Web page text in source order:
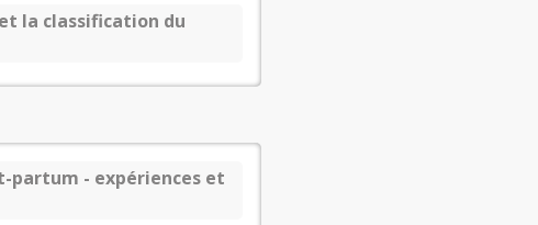
la classification du
partum - expériences et